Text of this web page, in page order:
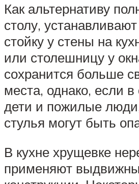
Как альтернативу
столу,
стойку у стены на
или столешницу у
сохранится больше
места, однако, если
дети и пожилые
стулья могут быть
В кухне хрущевке
применяют